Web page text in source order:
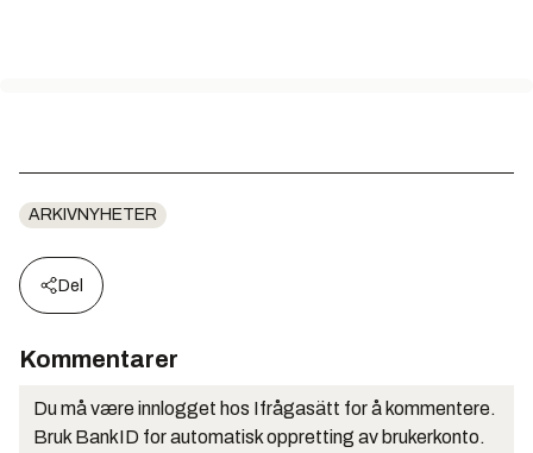
ARKIVNYHETER
Del
Kommentarer
Du må være innlogget hos Ifrågasätt for å kommentere.
Bruk BankID for automatisk oppretting av brukerkonto.